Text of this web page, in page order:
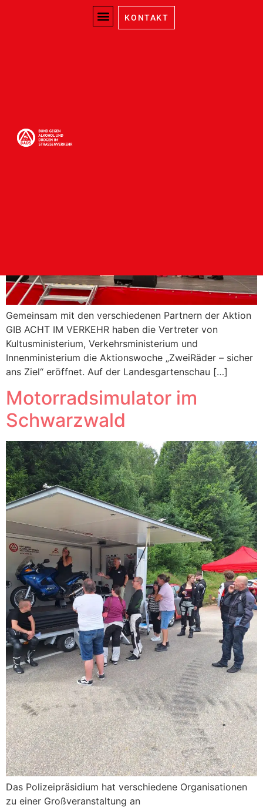
KONTAKT
Kategorie:Südbaden
sicher ans Ziel“
Gemeinsam mit den verschiedenen Partnern der Aktion
GIB ACHT IM VERKEHR haben die Vertreter von
Kultusministerium, Verkehrsministerium und
Innenministerium die Aktionswoche „ZweiRäder – sicher
ans Ziel“ eröffnet. Auf der Landesgartenschau […]
Motorradsimulator im
Schwarzwald
Das Polizeipräsidium hat verschiedene Organisationen
zu einer Großveranstaltung an